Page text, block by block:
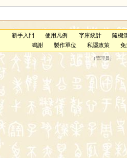
新手入門 使用凡例 字庫統計 隨機
鳴謝
製作單位 私隱政策 免
（管理員 ）